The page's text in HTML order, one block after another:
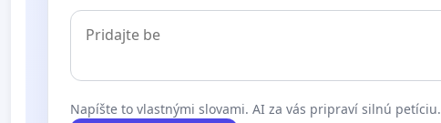
Napíšte to vlastnými slovami. AI za vás pripraví silnú petíciu.